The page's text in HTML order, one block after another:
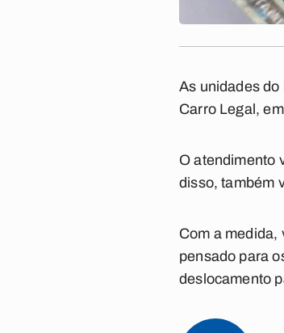
As unidades
Carro Legal,
O atendimento
disso, também
Com a medida,
pensado para
deslocamento